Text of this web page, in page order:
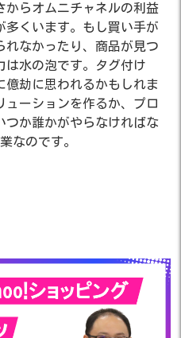
からオムニチャネルの利益
多くいます。もし買い手が
れなかったり、商品が見つ
は水の泡です。タグ付け
億劫に思われるかもしれま
ューションを作るか、プロ
つか誰かがやらなければな
なのです。